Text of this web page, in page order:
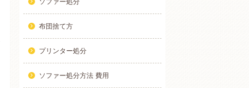
布団捨て方
プリンター処分
ソファー処分方法 費用